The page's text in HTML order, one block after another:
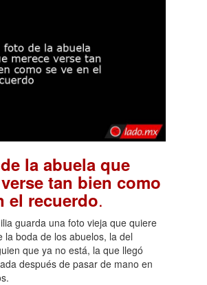
la abuela que
tan bien como
el recuerdo.
guarda una foto vieja que quiere
la boda de los abuelos, la del
que ya no está, la que llegó
después de pasar de mano en